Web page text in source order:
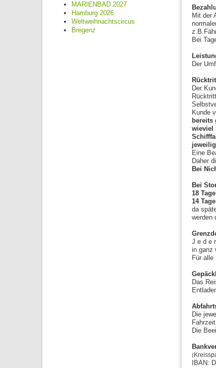
MARIENBAD 2027
Hamburg 2026
Weltweihnachtscircus
Bregenz
Mit der
Bei
Der
Der
Kunde
bereits
wieviel
Eine
Daher
Bei
Bei
18
14
da
werden
J e d e
in ganz
Für
Das
Die
Die
(
IBAN: